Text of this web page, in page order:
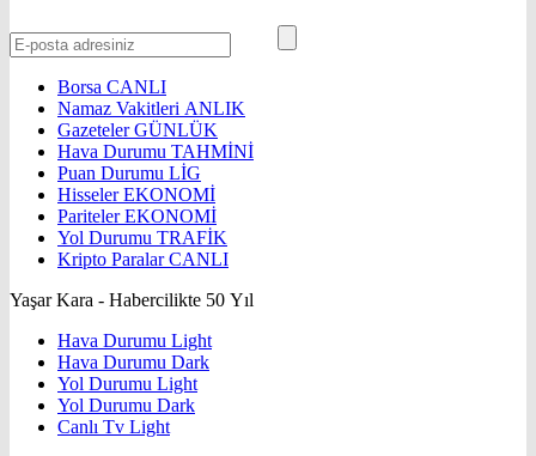
Borsa CANLI
Namaz Vakitleri ANLIK
GazetelerGÜNLÜK
Hava Durumu TAHMİNİ
Puan Durumu LİG
HisselerEKONOMİ
ParitelerEKONOMİ
Yol Durumu TRAFİK
Kripto ParalarCANLI
Yaşar Kara - Habercilikte 50 Yıl
Hava Durumu Light
Hava Durumu Dark
Yol Durumu Light
Yol Durumu Dark
Canlı Tv Light